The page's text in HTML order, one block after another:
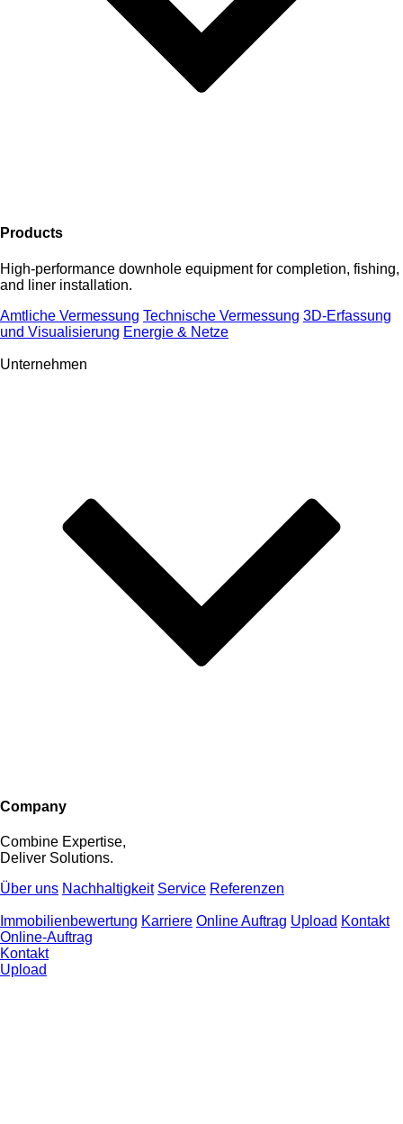
Products
High-performance downhole equipment for completion, fishing,
and liner installation.
Amtliche Vermessung Technische Vermessung 3D-Erfassung
und Visualisierung Energie & Netze
Unternehmen
Company
Combine Expertise,
Deliver Solutions.
Über uns Nachhaltigkeit Service Referenzen
Immobilienbewertung Karriere Online Auftrag Upload Kontakt
Online-Auftrag
Kontakt
Upload